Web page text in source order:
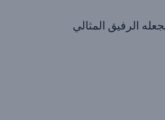
الرفيق المثالي